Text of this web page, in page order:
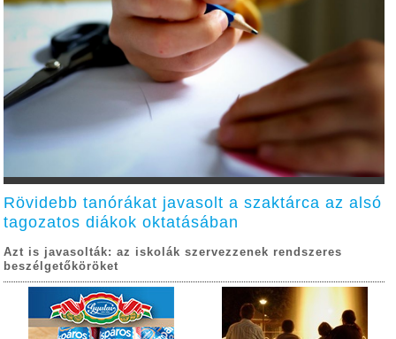
Rövidebb tanórákat javasolt a szaktárca az alsó
tagozatos diákok oktatásában
Azt is javasolták: az iskolák szervezzenek rendszeres
beszélgetőköröket